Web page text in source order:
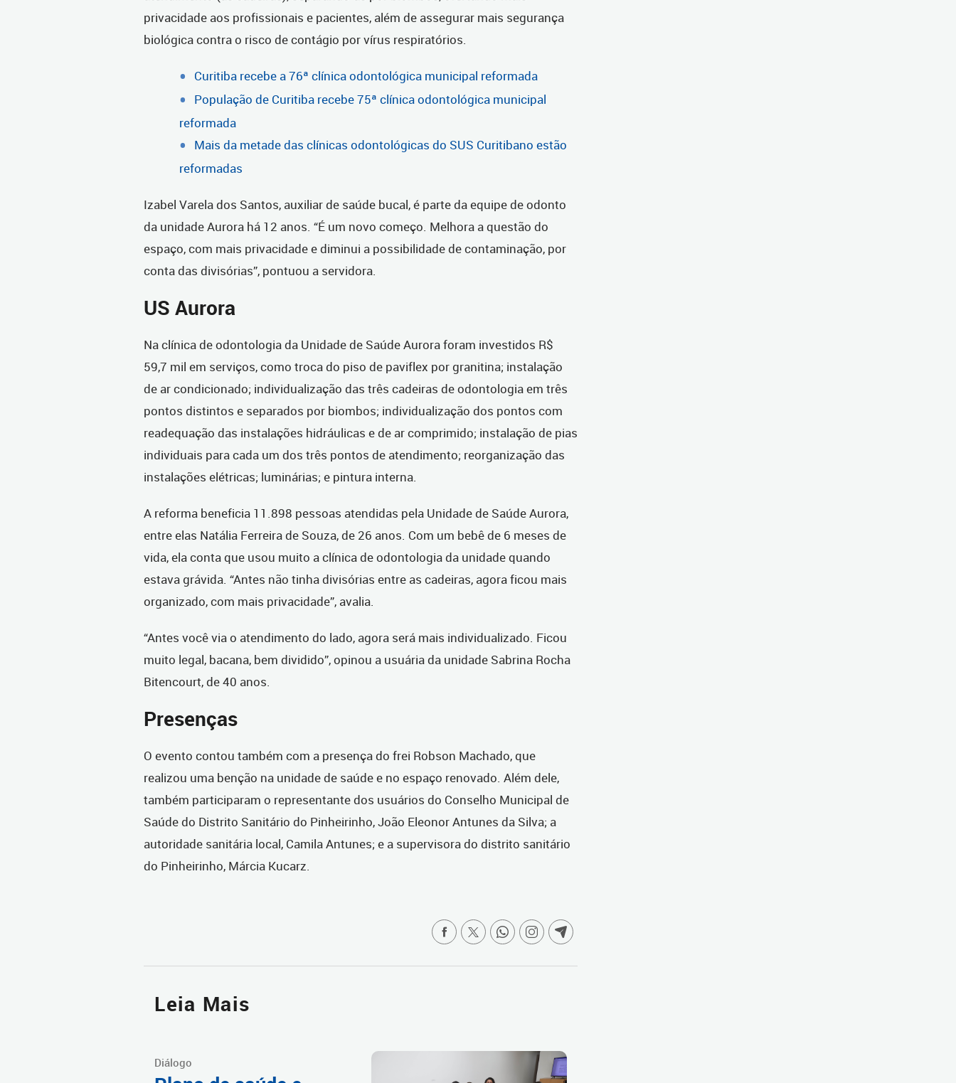
privacidade aos profissionais e pacientes, além de assegurar mais segurança
biológica contra o risco de contágio por vírus respiratórios.
Curitiba recebe a 76ª clínica odontológica municipal reformada
População de Curitiba recebe 75ª clínica odontológica municipal
reformada
Mais da metade das clínicas odontológicas do SUS Curitibano estão
reformadas
Izabel Varela dos Santos, auxiliar de saúde bucal, é parte da equipe de odonto
da unidade Aurora há 12 anos. “É um novo começo. Melhora a questão do
espaço, com mais privacidade e diminui a possibilidade de contaminação, por
conta das divisórias”, pontuou a servidora.
US Aurora
Na clínica de odontologia da Unidade de Saúde Aurora foram investidos R$
59,7 mil em serviços, como troca do piso de paviflex por granitina; instalação
de ar condicionado; individualização das três cadeiras de odontologia em três
pontos distintos e separados por biombos; individualização dos pontos com
readequação das instalações hidráulicas e de ar comprimido; instalação de pias
individuais para cada um dos três pontos de atendimento; reorganização das
instalações elétricas; luminárias; e pintura interna.
A reforma beneficia 11.898 pessoas atendidas pela Unidade de Saúde Aurora,
entre elas Natália Ferreira de Souza, de 26 anos. Com um bebê de 6 meses de
vida, ela conta que usou muito a clínica de odontologia da unidade quando
estava grávida. “Antes não tinha divisórias entre as cadeiras, agora ficou mais
organizado, com mais privacidade”, avalia.
“Antes você via o atendimento do lado, agora será mais individualizado. Ficou
muito legal, bacana, bem dividido”, opinou a usuária da unidade Sabrina Rocha
Bitencourt, de 40 anos.
Presenças
O evento contou também com a presença do frei Robson Machado, que
realizou uma benção na unidade de saúde e no espaço renovado. Além dele,
também participaram o representante dos usuários do Conselho Municipal de
Saúde do Distrito Sanitário do Pinheirinho, João Eleonor Antunes da Silva; a
autoridade sanitária local, Camila Antunes; e a supervisora do distrito sanitário
do Pinheirinho, Márcia Kucarz.
Leia Mais
Diálogo